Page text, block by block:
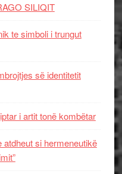
SILIQIT
te simboli i trungut
së identitetit
i artit tonë kombëtar
atdheut si hermeneutikë